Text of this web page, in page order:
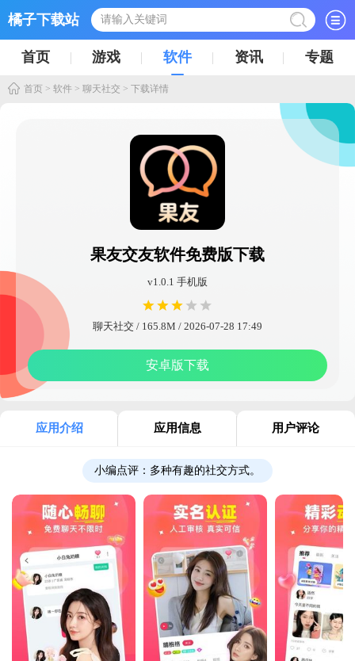
橘子下载站
首页 游戏 软件 资讯 专题
首页 > 软件 > 聊天社交 > 下载详情
果友交友软件免费版下载
v1.0.1 手机版
聊天社交 / 165.8M / 2026-07-28 17:49
安卓版下载
应用介绍 应用信息 用户评论
小编点评： 多种有趣的社交方式。